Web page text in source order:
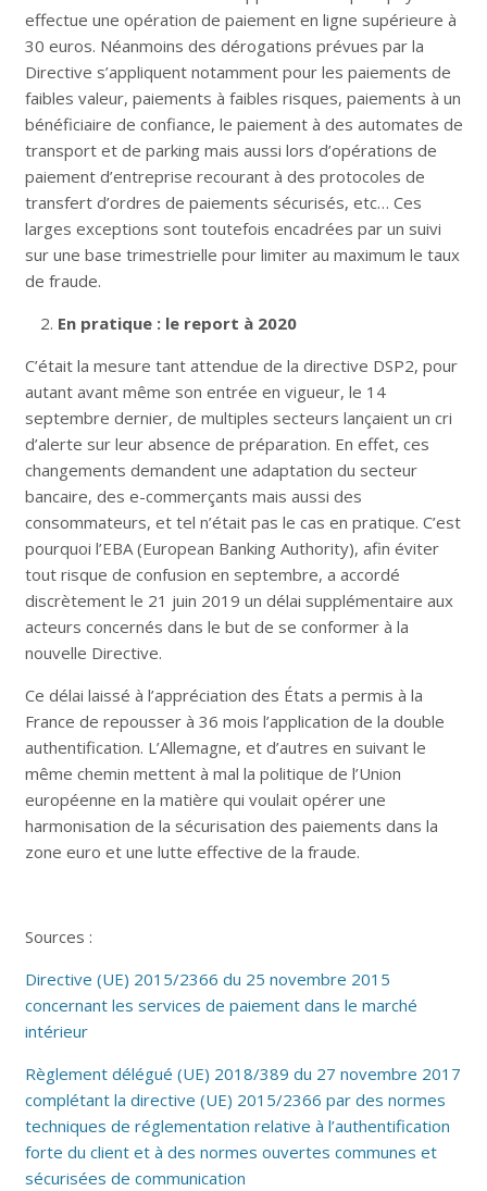
effectue une opération de paiement en ligne supérieure à
30 euros. Néanmoins des dérogations prévues par la
Directive s’appliquent notamment pour les paiements de
faibles valeur, paiements à faibles risques, paiements à un
bénéficiaire de confiance, le paiement à des automates de
transport et de parking mais aussi lors d’opérations de
paiement d’entreprise recourant à des protocoles de
transfert d’ordres de paiements sécurisés, etc… Ces
larges exceptions sont toutefois encadrées par un suivi
sur une base trimestrielle pour limiter au maximum le taux
de fraude.
En pratique : le report à 2020
C’était la mesure tant attendue de la directive DSP2, pour
autant avant même son entrée en vigueur, le 14
septembre dernier, de multiples secteurs lançaient un cri
d’alerte sur leur absence de préparation. En effet, ces
changements demandent une adaptation du secteur
bancaire, des e-commerçants mais aussi des
consommateurs, et tel n’était pas le cas en pratique. C’est
pourquoi l’EBA (European Banking Authority), afin éviter
tout risque de confusion en septembre, a accordé
discrètement le 21 juin 2019 un délai supplémentaire aux
acteurs concernés dans le but de se conformer à la
nouvelle Directive.
Ce délai laissé à l’appréciation des États a permis à la
France de repousser à 36 mois l’application de la double
authentification. L’Allemagne, et d’autres en suivant le
même chemin mettent à mal la politique de l’Union
européenne en la matière qui voulait opérer une
harmonisation de la sécurisation des paiements dans la
zone euro et une lutte effective de la fraude.
Sources :
Directive (UE) 2015/2366 du 25 novembre 2015
concernant les services de paiement dans le marché
intérieur
Règlement délégué (UE) 2018/389 du 27 novembre 2017
complétant la directive (UE) 2015/2366 par des normes
techniques de réglementation relative à l’authentification
forte du client et à des normes ouvertes communes et
sécurisées de communication